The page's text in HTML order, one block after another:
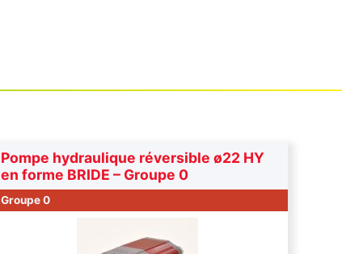
Pompe hydraulique réversible ø22 HY
en forme BRIDE – Groupe 0
Groupe 0